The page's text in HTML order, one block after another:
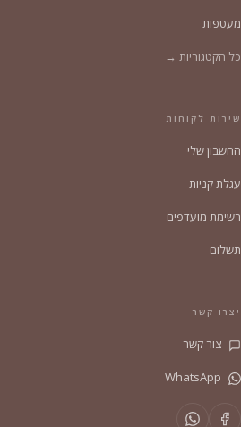
מעטפות
כל הקטגוריות →
שירות לקוחות
החשבון שלי
עגלת קניות
רשימת מועדפים
תשלום
יצרו קשר
צור קשר